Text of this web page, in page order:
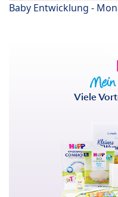
Baby Entwicklung -
Viele